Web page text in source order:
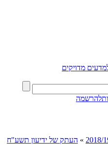
מדויקים
להרשמה
» העתק של ידיעון תשע"ח